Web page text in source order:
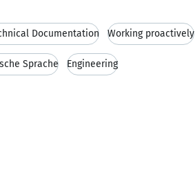
Documentation Working proactively
Sprache Engineering